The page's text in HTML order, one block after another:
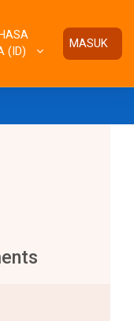
‎(ID)‎
MASUK
P2965338